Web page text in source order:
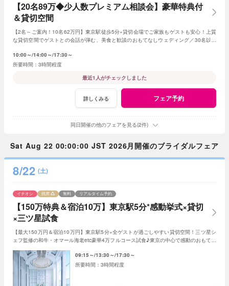
【20名89万◆少人数プレミアム相談会】豪華特典付
＆貸切空間
【2名～ご案内！10名62万円】東京駅徒歩5分×貸切会場でご家族もゲストも安心！上質
な貸切空間でゲストとの会話が弾む、美食と歓談のおもてなしウェディング／30名以下
10:00～ 14:00～ 17:30～
3時間程度
最近1人がチェックしました
詳しくみる フェア予約
同日開催の他のフェアを見る(2件)
Sat Aug 22 00:00:00 JST 2026月開催のブライダルフェア
8/22 (土)
【150万特典＆宿泊10万】東京駅5分*感動挙式×貸切
×三ツ星試食
イチオシ 残席 無料 リアルタイム予約
【最大150万円＆宿泊10万円】東京駅5分×全ゲストが過ごしやすい貸切空間！三ツ星シ
ェフ監修の和牛・オマール海老etc豪華4万フルコース試食♪東京の中心で感動のおもてな
09:15～ 13:30～ 17:30～
3時間程度